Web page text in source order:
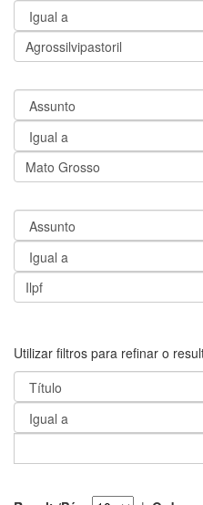
Utilizar filtros para refinar o